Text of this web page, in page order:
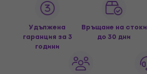
Удължена
гаранция за 3
години
Връщане на стоки
до 30 дни